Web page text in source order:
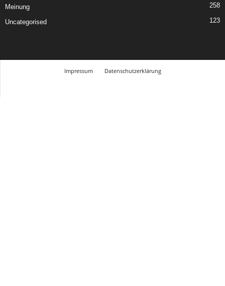
Meinung 258
Uncategorised 123
Impressum
Datenschutzerklärung